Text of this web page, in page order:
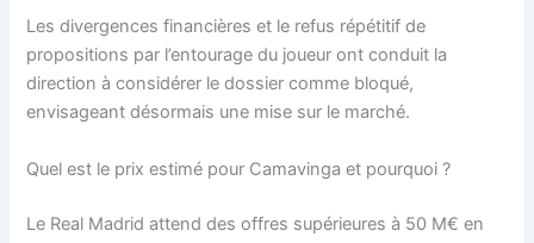
Les divergences financières et le refus répétitif de
propositions par l’entourage du joueur ont conduit la
direction à considérer le dossier comme bloqué,
envisageant désormais une mise sur le marché.
Quel est le prix estimé pour Camavinga et pourquoi ?
Le Real Madrid attend des offres supérieures à 50 M€ en